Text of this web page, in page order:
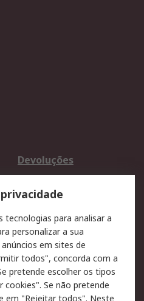
Devoluções
Qualidade e ambiente
Política de cookies
para analisar a
personalizar a sua
em sites de
todos", concorda com a
pretende escolher os tipos
cookies". Se não pretende
em "Rejeitar todos". Neste